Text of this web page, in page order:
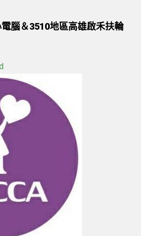
電腦＆3510地區高雄啟禾扶輪